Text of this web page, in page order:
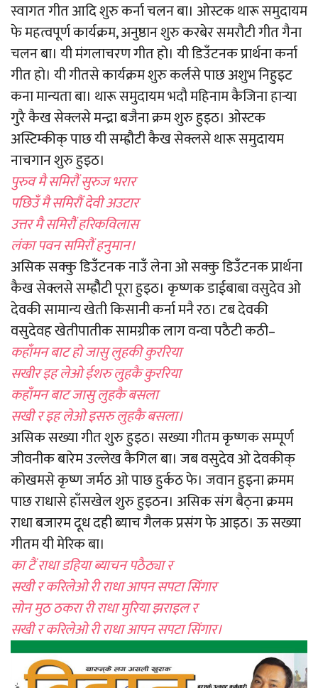
स्वागत गीत आदि शुरु कर्ना चलन बा। ओस्टक थारू समुदायम
फे महत्वपूर्ण कार्यक्रम, अनुष्ठान शुरु करबेर समरौटी गीत गैना
चलन बा। यी मंगलाचरण गीत हो। यी डिउँटनक प्रार्थना कर्ना
गीत हो। यी गीतसे कार्यक्रम शुरु कर्लसे पाछ अशुभ निहुइट
कना मान्यता बा। थारू समुदायम भदौ महिनाम कैजिना हार्‍या
गुरै कैख सेक्लसे मन्द्रा बजैना क्रम शुरु हुइठ। ओस्टक
अस्टिम्कीक् पाछ यी सम्ह्रौटी कैख सेक्लसे थारू समुदायम
नाचगान शुरु हुइठ।
पुरुव मै समिरौं सुरुज भरार
पछिउँ मै समिरौं देवी अउटार
उत्तर मै समिरौं हरिकविलास
लंका पवन समिरौं हनुमान।
असिक सक्कु डिउँटनक नाउँ लेना ओ सक्कु डिउँटनक प्रार्थना
कैख सेक्लसे सम्ह्रौैटी पूरा हुइठ। कृष्णक डाईबाबा वसुदेव ओ
देवकी सामान्य खेती किसानी कर्ना मनै रठ। टब देवकी
वसुदेवह खेतीपातीक सामग्रीक लाग वन्वा पठैटी कठी–
कहाँमन बाट हो जासु लुहकी कुररिया
सखीर इह लेओ ईशरु लुहकै कुररिया
कहाँमन बाट जासु लुहकै बसला
सखी र इह लेओ इसरु लुहकै बसला।
असिक सख्या गीत शुरु हुइठ। सख्या गीतम कृष्णक सम्पूर्ण
जीवनीक बारेम उल्लेख कैगिल बा। जब वसुदेव ओ देवकीक्
कोखमसे कृष्ण जर्मठ ओ पाछ हुर्कठ फे। जवान हुइना क्रमम
पाछ राधासे हाँसखेल शुरु हुइठन। असिक संग बैठ्ना क्रमम
राधा बजारम दूध दही ब्याच गैलक प्रसंग फे आइठ। ऊ सख्या
गीतम यी मेरिक बा।
का टैं राधा डहिया ब्याचन पठैठ्या र
सखी र करिलेओ री राधा आपन सपटा सिंगार
सोन मुठ ठकरा री राधा मुरिया झराइल र
सखी र करिलेओ री राधा आपन सपटा सिंगार।